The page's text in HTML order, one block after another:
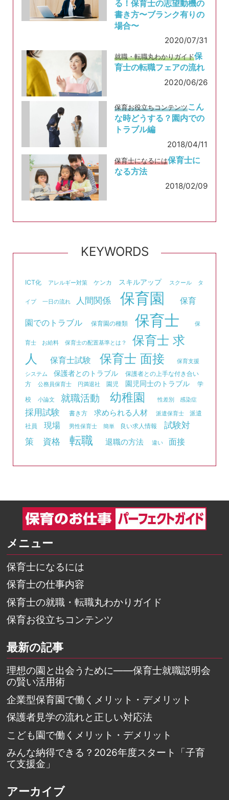
る！保育士の志望動機の
書き方〜ブランク有りの
場合〜
2020/07/31
就職・転職丸わかりガイド保
育士の転職フェアの流れ
2020/06/26
保育お役立ちコンテンツこん
な時どうする？園内での
トラブル編
2018/04/11
保育士になるには保育士に
なる方法
2018/02/09
KEYWORDS
ICT化 アレルギー対策 ケンカ スキルアップ スクール タ
イプ 一日の流れ 人間関係 保育園 保育
園でのトラブル 保育園の種類 保育士 保
育士 お給料 保育士の配置基準とは？
保育士 求
人
保育士試験 保育士 面接
保育支援
システム
保護者とのトラブル
保護者との上手な付き合い
方
公務員保育士 円満退社 園児 園児同士のトラブル
学
校
小論文 就職活動 幼稚園 性差別 感染症
採用試験 書き方 求められる人材 派遣保育士
派遣
社員
現場 男性保育士 簡単 良い求人情報
試験対
策
資格 転職 退職の方法 違い 面接
メニュー
保育士になるには
保育士の仕事内容
保育士の就職・転職丸わかりガイド
保育お役立ちコンテンツ
最新の記事
理想の園と出会うために――保育士就職説明会
の賢い活用術
企業型保育園で働くメリット・デメリット
保護者見学の流れと正しい対応法
こども園で働くメリット・デメリット
みんな納得できる？2026年度スタート「子育
て支援金」
アーカイブ